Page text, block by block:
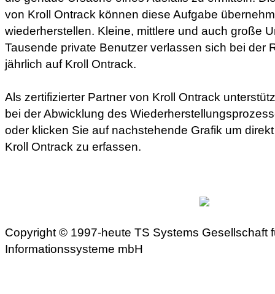
von Kroll Ontrack können diese Aufgabe
wiederherstellen. Kleine, mittlere und auch große
Tausende private Benutzer verlassen sich bei der
jährlich auf Kroll Ontrack.
Als zertifizierter Partner von Kroll Ontrack
bei der Abwicklung des
oder klicken Sie auf nachstehende Grafik um
Kroll Ontrack zu erfassen.
Copyright © 1997-heute TS Systems Gesellschaft
Informationssysteme mbH